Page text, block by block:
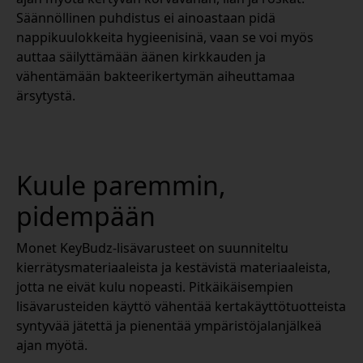
Säännöllinen puhdistus ei ainoastaan pidä
nappikuulokkeita hygieenisinä, vaan se voi myös
auttaa säilyttämään äänen kirkkauden ja
vähentämään bakteerikertymän aiheuttamaa
ärsytystä.
Kuule paremmin,
pidempään
Monet KeyBudz-lisävarusteet on suunniteltu
kierrätysmateriaaleista ja kestävistä materiaaleista,
jotta ne eivät kulu nopeasti. Pitkäikäisempien
lisävarusteiden käyttö vähentää kertakäyttötuotteista
syntyvää jätettä ja pienentää ympäristöjalanjälkeä
ajan myötä.